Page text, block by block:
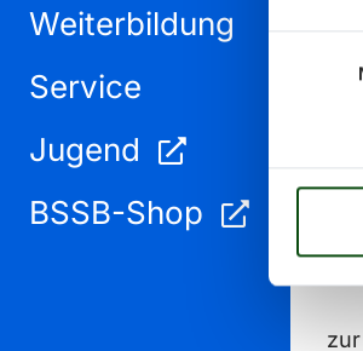
Weiterbildung
Service
Jugend
BSSB-Shop